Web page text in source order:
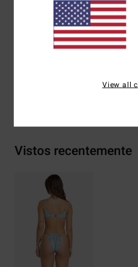
Cobertura:Reduzida
Etiqueta da marca:
Vistos recentemente
View all